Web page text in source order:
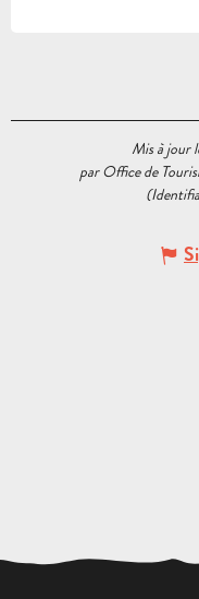
Mis à jour
par Office de